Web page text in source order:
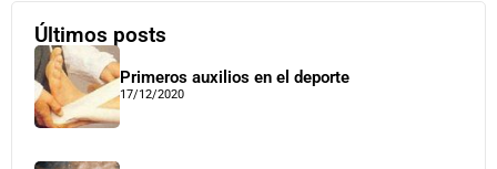
Últimos posts
Primeros auxilios en el deporte
17/12/2020